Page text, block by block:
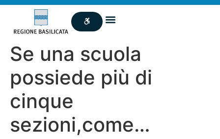
Se una scuola
possiede più di
cinque
sezioni,come…